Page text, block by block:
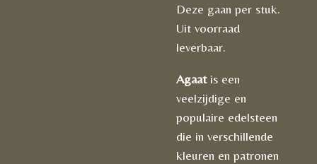
Deze gaan per stuk.
Uit voorraad
leverbaar.
Agaatis een
veelzijdige en
populaire edelsteen
die in verschillende
kleuren en patronen